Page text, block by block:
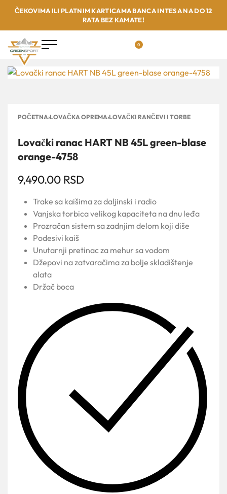
ČEKOVIMA ILI PLATNIM KARTICAMA BANCA INTESA NA DO 12
RATA BEZ KAMATE!
0
POČETNA›LOVAČKA OPREMA›LOVAČKI RANČEVI I TORBE
Lovački ranac HART NB 45L green-blase
orange-4758
9,490.00 RSD
Trake sa kaišima za daljinski i radio
Vanjska torbica velikog kapaciteta na dnu leđa
Prozračan sistem sa zadnjim delom koji diše
Podesivi kaiš
Unutarnji pretinac za mehur sa vodom
Džepovi na zatvaračima za bolje skladištenje
alata
Držač boca